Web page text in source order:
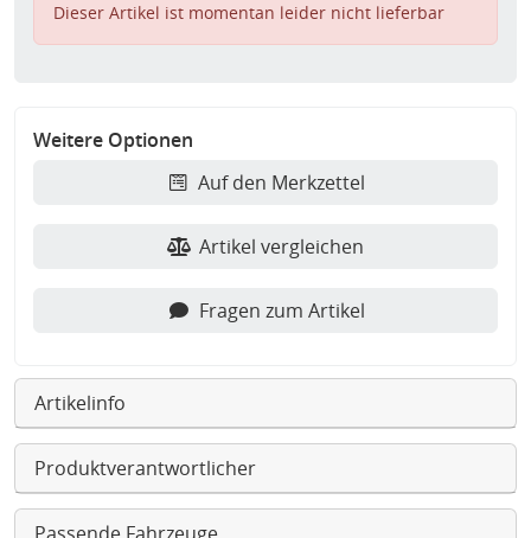
Dieser Artikel ist momentan leider nicht lieferbar
Weitere Optionen
Auf den Merkzettel
Artikel vergleichen
Fragen zum Artikel
Artikelinfo
Produktverantwortlicher